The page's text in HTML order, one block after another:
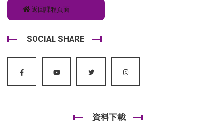
返回課程頁面
SOCIAL SHARE
資料下載